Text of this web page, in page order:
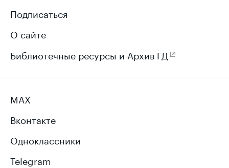
Подписаться
О сайте
Библиотечные ресурсы и Архив ГД
MAX
Вконтакте
Одноклассники
Telegram